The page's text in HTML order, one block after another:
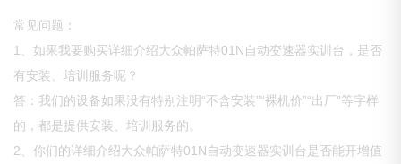
常见问题：
1、如果我要购买详细介绍大众帕萨特01N自动变速器实训台，是否
有安装、培训服务呢？
答：我们的设备如果没有特别注明“不含安装”“裸机价”“出厂”等字样
的，都是提供安装、培训服务的。
2、你们的详细介绍大众帕萨特01N自动变速器实训台是否能开增值